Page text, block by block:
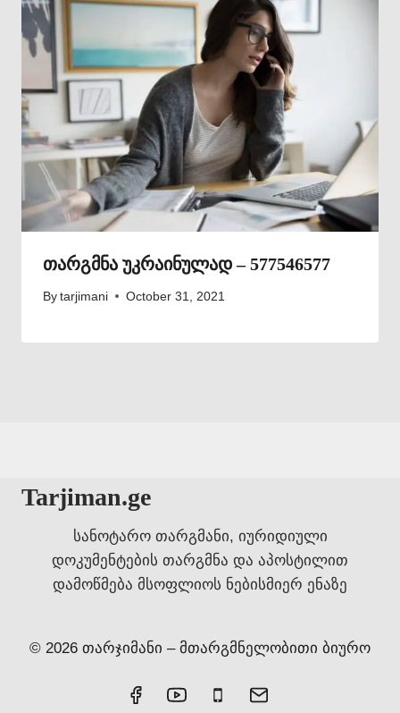
თარგმნა უკრაინულად – 577546577
By tarjimani October 31, 2021
Tarjiman.ge
სანოტარო თარგმანი, იურიდიული
დოკუმენტების თარგმნა და აპოსტილით
დამოწმება მსოფლიოს ნებისმიერ ენაზე
© 2026 თარჯიმანი – მთარგმნელობითი ბიურო